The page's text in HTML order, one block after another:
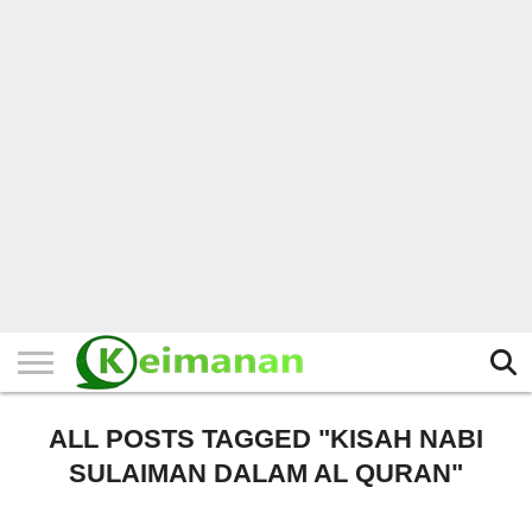
ALL POSTS TAGGED "KISAH NABI
SULAIMAN DALAM AL QURAN"